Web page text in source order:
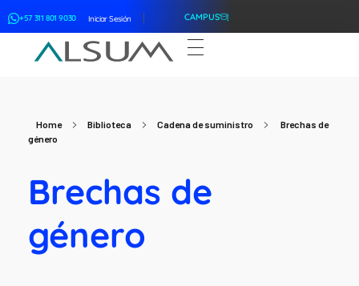
+57 311 801 9030 Iniciar Sesión CAMPUS
Home Biblioteca Cadena de suministro
Brechas de
género
Brechas de
género